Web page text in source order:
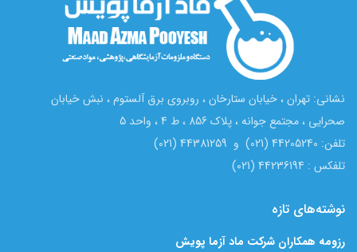
نشانی: تهران ، خیابان ستارخان ، روبروی برق آلستوم ، نبش خیابان
صحرایی ، مجتمع جوانه ، پلاک 856 ، ط 4 ، واحد 5
تلفن: 44205240 (021) و 44381259 (021)
تلفکس : 44236194 (021)
نوشته‌های تازه
رزومه همکاران شرکت ماد آزما پویش